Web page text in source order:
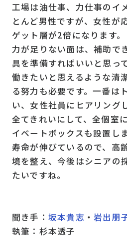
工場は油仕事、力仕事のイ
とんど男性ですが、女性が
ゲット層が2倍になります
力が足りない面は、補助で
具を準備すればいいと思っ
働きたいと思えるような清
る努力も必要です。一番は
い、女性社員にヒアリング
全てきれいにして、全個室
イベートボックスも設置し
寿命が伸びているので、高
境を整え、今後はシニアの
たいですね。
聞き手： 坂本貴志 ・岩出朋
執筆：杉本透子